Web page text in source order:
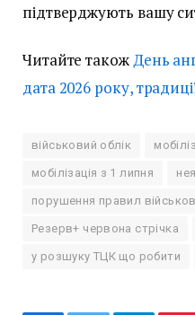
підтверджують вашу
Читайте такожДень
дата 2026 року,
військовий облік
мобілізація з 1 липня
порушення правил
Резерв+ червона стрічка
у розшуку ТЦК що робити